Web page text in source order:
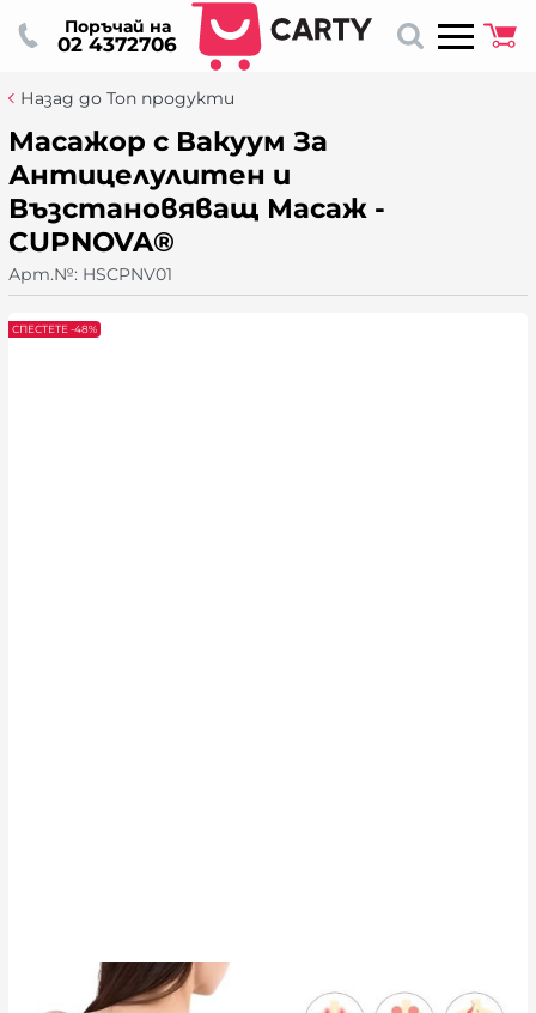
02 4372706
Поръчай на
Назад до Топ продукти
Масажор с Вакуум За
Антицелулитен и
Възстановяващ Масаж -
CUPNOVA®
Арт.№: HSCPNV01
СПЕСТЕТЕ -48%